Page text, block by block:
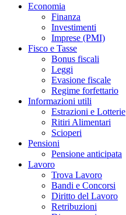
Economia
Finanza
Investimenti
Imprese (PMI)
Fisco e Tasse
Bonus fiscali
Leggi
Evasione fiscale
Regime forfettario
Informazioni utili
Estrazioni e Lotterie
Ritiri Alimentari
Scioperi
Pensioni
Pensione anticipata
Lavoro
Trova Lavoro
Bandi e Concorsi
Diritto del Lavoro
Retribuzioni